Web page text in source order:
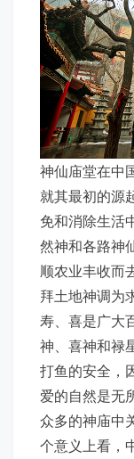
神仙庙堂在中
就其最初的源
免和消除生活
然神和各路神
顺农业丰收而
拜土地神调为
寿、喜是广大
神、喜神和禄
打鱼的安全，
爱的自然是无
众多的神庙中
个意义上看，